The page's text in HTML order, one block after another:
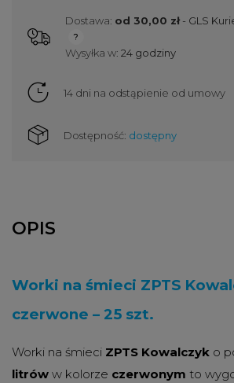
Dostawa: od 30,00 zł - GLS
Cena nie zawiera ewentualnych kosztów
Wysyłka w: 24 godziny
14 dni na odstąpienie od umowy
Dostępność: dostępny
OPIS
Worki na śmieci ZPTS
czerwone – 25 szt.
Worki na śmieci ZPTS Kowalczyk o
litrów w kolorze czerwonym to